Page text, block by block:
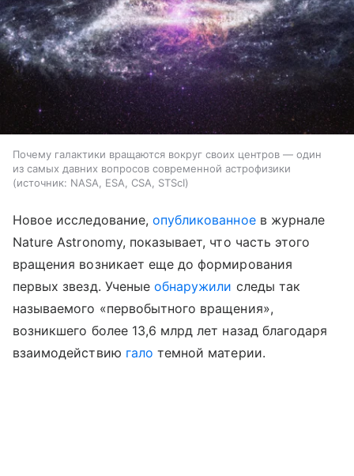
Почему галактики вращаются вокруг своих центров — один
из самых давних вопросов современной астрофизики
источник: NASA, ESA, CSA, STScI
Новое исследование, опубликованноев журнале
Nature Astronomy, показывает, что часть этого
вращения возникает еще до формирования
первых звезд. Ученыеобнаружили следы так
называемого «первобытного вращения»,
возникшего более 13,6 млрд лет назад благодаря
взаимодействию гало темной материи.